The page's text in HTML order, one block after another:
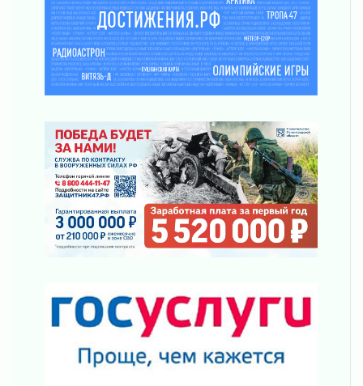
Новая площадка: 2027
03 августа 2026
Часть медиков в Ленобласти сможет
рассчитывать на доплату от региона
03 августа 2026
ликвидировали 10 пожаров
03 августа 2026
Клюква наливается, но в корзинку пока не
просится
03 августа 2026
Строительные компании Ленобласти
подняли зарплаты почти на 40% за год
Ленинградской области
03 августа 2026
Уроки безопасности для детей и взрослых
03 августа 2026
Ленобласть отмечает День Воздушно-